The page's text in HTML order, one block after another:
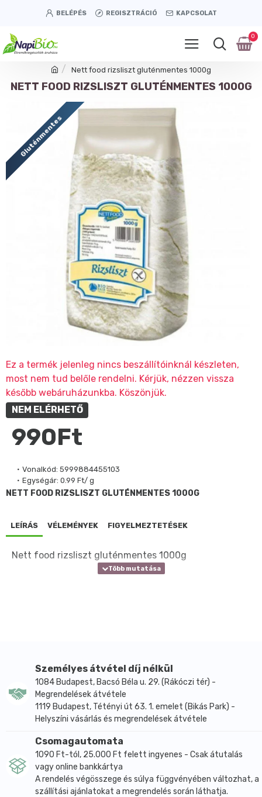
BELÉPÉS REGISZTRÁCIÓ KAPCSOLAT
0
Nett food rizsliszt gluténmentes 1000g
NETT FOOD RIZSLISZT GLUTÉNMENTES 1000G
Gluténmentes
Ez a termék jelenleg nincs beszállítóinknál készleten,
most nem tud belőle rendelni. Kérjük, nézzen vissza
később webáruházunkba. Köszönjük.
Vonalkód: 5999884455103
Egységár: 0.99 Ft/ g
NEM ELÉRHETŐ
990Ft
NETT FOOD RIZSLISZT GLUTÉNMENTES 1000G
LEÍRÁS VÉLEMÉNYEK FIGYELMEZTETÉSEK
Nett food rizsliszt gluténmentes 1000g
Személyes átvétel díj nélkül
1084 Budapest, Bacsó Béla u. 29. (Rákóczi tér) -
Megrendelések átvétele
1119 Budapest, Tétényi út 63. 1. emelet (Bikás Park) -
Helyszíni vásárlás és megrendelések átvétele
Csomagautomata
1090 Ft-tól, 25.000 Ft felett ingyenes - Csak átutalás
vagy online bankkártya
A rendelés végösszege és súlya függvényében változhat, a
szállítási ajánlatokat a megrendelés során láthatja.